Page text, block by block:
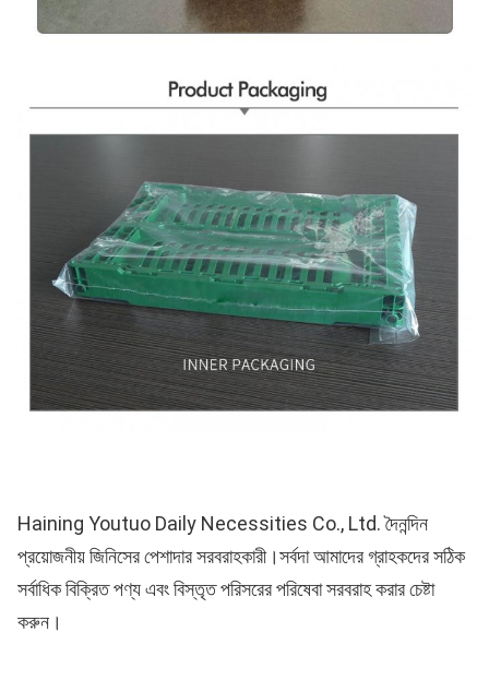
Haining Youtuo Daily Necessities Co., Ltd. দৈনন্দিন
প্রয়োজনীয় জিনিসের পেশাদার সরবরাহকারী।সর্বদা আমাদের গ্রাহকদের সঠিক
সর্বাধিক বিক্রিত পণ্য এবং বিস্তৃত পরিসরের পরিষেবা সরবরাহ করার চেষ্টা
করুন।